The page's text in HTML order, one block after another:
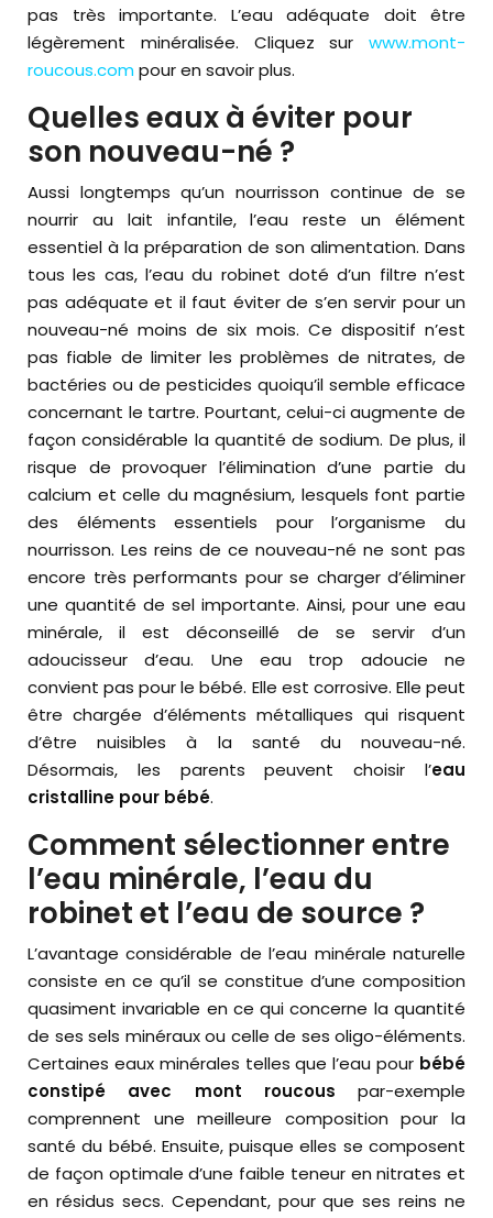
pas très importante. L’eau adéquate doit être
légèrement minéralisée. Cliquez sur www.mont-
roucous.compour en savoir plus.
Quelles eaux à éviter pour
son nouveau-né ?
Aussi longtemps qu’un nourrisson continue de se
nourrir au lait infantile, l’eau reste un élément
essentiel à la préparation de son alimentation. Dans
tous les cas, l’eau du robinet doté d’un filtre n’est
pas adéquate et il faut éviter de s’en servir pour un
nouveau-né moins de six mois. Ce dispositif n’est
pas fiable de limiter les problèmes de nitrates, de
bactéries ou de pesticides quoiqu’il semble efficace
concernant le tartre. Pourtant, celui-ci augmente de
façon considérable la quantité de sodium. De plus, il
risque de provoquer l’élimination d’une partie du
calcium et celle du magnésium, lesquels font partie
des éléments essentiels pour l’organisme du
nourrisson. Les reins de ce nouveau-né ne sont pas
encore très performants pour se charger d’éliminer
une quantité de sel importante. Ainsi, pour une eau
minérale, il est déconseillé de se servir d’un
adoucisseur d’eau. Une eau trop adoucie ne
convient pas pour le bébé. Elle est corrosive. Elle peut
être chargée d’éléments métalliques qui risquent
d’être nuisibles à la santé du nouveau-né.
Désormais, les parents peuvent choisir l’eau
cristalline pour bébé.
Comment sélectionner entre
l’eau minérale, l’eau du
robinet et l’eau de source ?
L’avantage considérable de l’eau minérale naturelle
consiste en ce qu’il se constitue d’une composition
quasiment invariable en ce qui concerne la quantité
de ses sels minéraux ou celle de ses oligo-éléments.
Certaines eaux minérales telles que l’eau pour bébé
constipé avec mont roucous par-exemple
comprennent une meilleure composition pour la
santé du bébé. Ensuite, puisque elles se composent
de façon optimale d’une faible teneur en nitrates et
en résidus secs. Cependant, pour que ses reins ne